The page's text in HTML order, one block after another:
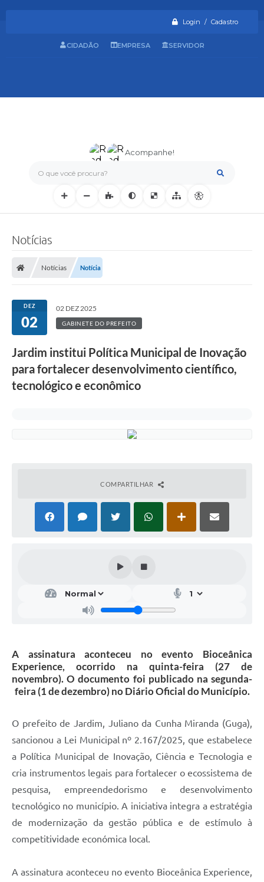
Login / Cadastro
O que você procura?
Acompanhe!
CIDADÃO EMPRESA SERVIDOR
Notícias
Notícias Notícia
DEZ
02
02 DEZ 2025
GABINETE DO PREFEITO
Jardim institui Política Municipal de Inovação
para fortalecer desenvolvimento científico,
tecnológico e econômico
COMPARTILHAR
A assinatura aconteceu no evento Bioceânica
Experience, ocorrido na quinta-feira (27 de
novembro). O documento foi publicado na segunda-
feira (1 de dezembro) no Diário Oficial do Município.
O prefeito de Jardim, Juliano da Cunha Miranda (Guga),
sancionou a Lei Municipal nº 2.167/2025, que estabelece
a Política Municipal de Inovação, Ciência e Tecnologia e
cria instrumentos legais para fortalecer o ecossistema de
pesquisa, empreendedorismo e desenvolvimento
tecnológico no município. A iniciativa integra a estratégia
de modernização da gestão pública e de estímulo à
competitividade económica local.
A assinatura aconteceu no evento Bioceânica Experience,